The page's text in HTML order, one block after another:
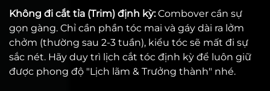
Không đi cắt tỉa (Trim) định kỳ:Combover cần sự
gọn gàng. Chỉ cần phần tóc mai và gáy dài ra lởm
chởm (thường sau 2-3 tuần), kiểu tóc sẽ mất đi sự
sắc nét. Hãy duy trì lịch cắt tóc định kỳ để luôn giữ
được phong độ "Lịch lãm & Trưởng thành" nhé.